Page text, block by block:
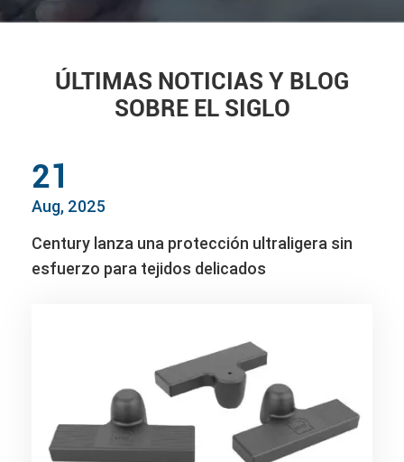
ÚLTIMAS NOTICIAS Y BLOG
SOBRE EL SIGLO
21
Aug, 2025
Century lanza una protección ultraligera sin
esfuerzo para tejidos delicados